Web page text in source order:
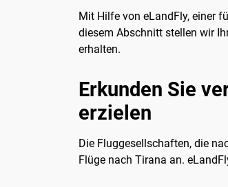
Mit Hilfe von eLandFly, einer
diesem Abschnitt stellen wir
erhalten.
Erkunden Sie
erzielen
Die Fluggesellschaften, die
Flüge nach Tirana an.